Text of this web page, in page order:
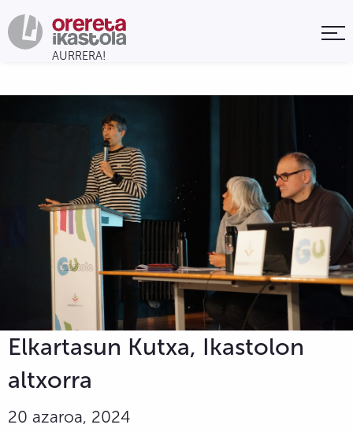
Elkartasun Kutxa, Ikastolon
altxorra
20 azaroa, 2024